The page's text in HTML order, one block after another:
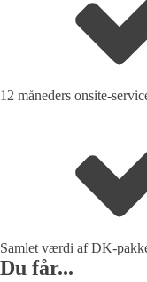
12 måneders onsite-
Samlet værdi af DK-
Du får...